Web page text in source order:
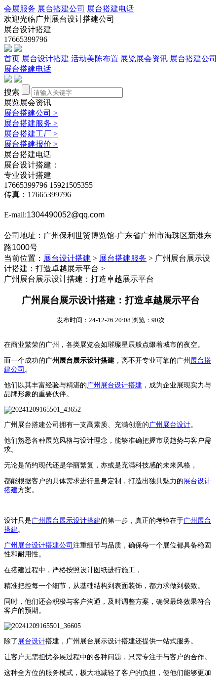
会展服务 展台搭建公司 展台搭建电话
欢迎光临广州展台设计搭建公司
展台设计搭建
17665399796
首页 展台设计搭建 活动美陈布置 展览展会资讯 展台搭建公司
展台搭建电话
搜索
展览展会资讯
展台搭建公司 >
展台搭建服务 >
展台搭建工厂 >
展台搭建报价 >
展台搭建电话
展台设计搭建：
专业设计搭建
17665399796 15921505355
传真：17665399796
E-mail:1304490052@qq.com
公司地址： ‌广州保利世贸博览馆-广东省广州市海珠区新港东
路1000号
当前位置： 展台设计搭建 > 展台搭建服务 > 广州展台展示设
计搭建：打造卓越展示平台 >
广州展台展示设计搭建：打造卓越展示平台
广州展台展示设计搭建：打造卓越展示平台
发布时间：24-12-26 20:08 浏览：90次
在商业繁荣的广州，各类展览会如璀璨星辰般点缀着城市的夜空。
而一个成功的广州展台展示设计搭建 ，离不开专业可靠的广州 展台搭
建公司 。
他们以其丰富经验与精湛的广州展台设计搭建 ，成为企业展现实力与
品牌形象的重要伙伴。
广州展台搭建公司拥有一支高素质、充满创意的广州展台设计。
他们熟悉各种展览风格与设计理念，能够准确把握市场趋势与客户需
求。
无论是简约现代还是华丽繁复，亦或是充满科技感的未来风格，
都能根据客户的具体需求进行量身定制，打造出独具魅力的展台设计
搭建方案。
设计只是广州展台展示设计搭建的第一步，真正的考验在于广州展台
搭建。
广州展台设计搭建公司 注重细节与品质，确保每一个展位都具备稳固
性和耐用性。
在搭建过程中，严格按照设计图纸进行施工，
精准把控每一个细节，从基础结构到表面装饰，都力求做到极致。
同时，他们还会积极与客户沟通，及时调整方案，确保最终效果符合
客户的预期。
除了 展台设计搭建，广州展台展示设计搭建还提供一站式服务。
让客户无需担忧参展过程中的各种问题，只需专注于与客户的合作。
这种全方位的服务模式，极大地减轻了客户的负担，使他们能够更加